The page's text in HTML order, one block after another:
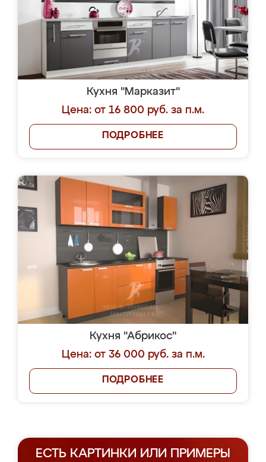
Кухня "Марказит"
Цена: от 16 800 руб. за п.м.
ПОДРОБНЕЕ
Кухня "Абрикос"
Цена: от 36 000 руб. за п.м.
ПОДРОБНЕЕ
ЕСТЬ КАРТИНКИ ИЛИ ПРИМЕРЫ